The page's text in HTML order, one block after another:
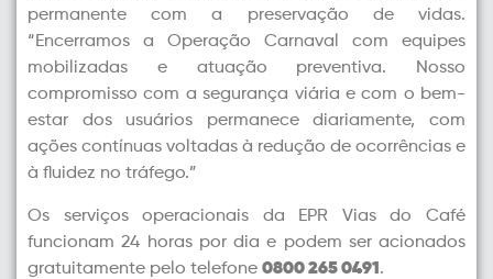
permanente com a preservação de vidas.
“Encerramos a Operação Carnaval com equipes
mobilizadas e atuação preventiva. Nosso
compromisso com a segurança viária e com o bem-
estar dos usuários permanece diariamente, com
ações contínuas voltadas à redução de ocorrências e
à fluidez no tráfego.”
Os serviços operacionais da EPR Vias do Café
funcionam 24 horas por dia e podem ser acionados
gratuitamente pelo telefone 0800 265 0491 .